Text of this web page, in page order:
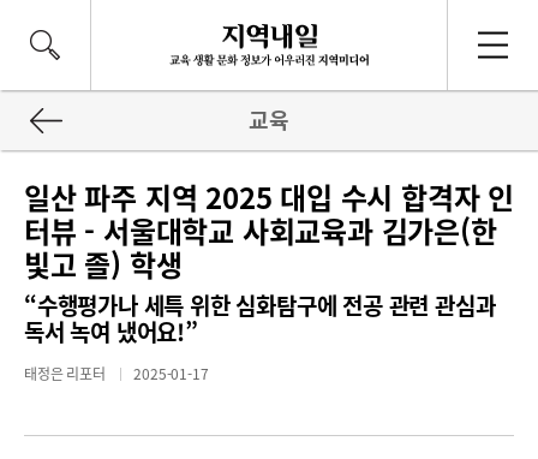
교육
일산 파주 지역 2025 대입 수시 합격자 인
터뷰 - 서울대학교 사회교육과 김가은(한
빛고 졸) 학생
“수행평가나 세특 위한 심화탐구에 전공 관련 관심과
독서 녹여 냈어요!”
태정은 리포터 2025-01-17